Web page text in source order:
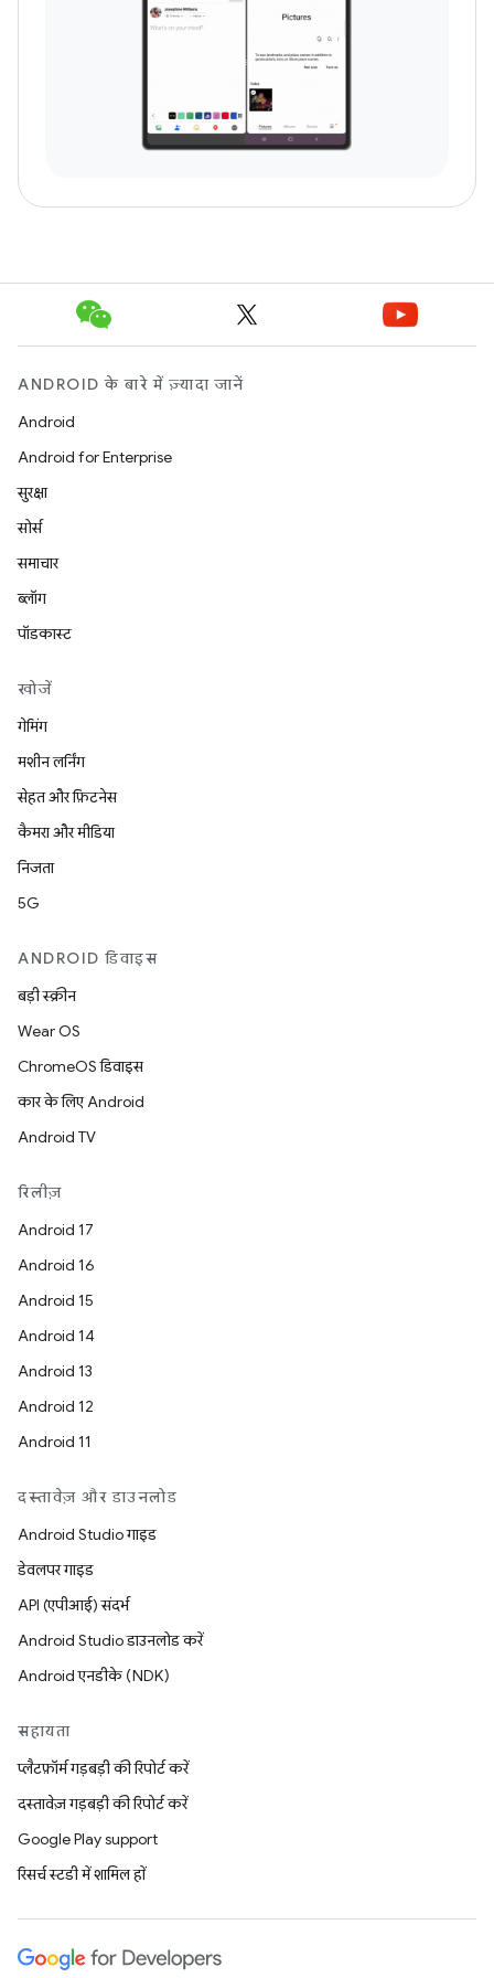
ANDROID के बारे में ज़्यादा जानें
Android
Android for Enterprise
सुरक्षा
सोर्स
समाचार
ब्लॉग
पॉडकास्ट
खोजें
गेमिंग
मशीन लर्निंग
सेहत और फ़िटनेस
कैमरा और मीडिया
निजता
5G
ANDROID डिवाइस
बड़ी स्क्रीन
Wear OS
ChromeOS डिवाइस
कार के लिए Android
Android TV
रिलीज़
Android 17
Android 16
Android 15
Android 14
Android 13
Android 12
Android 11
दस्तावेज़ और डाउनलोड
Android Studio गाइड
डेवलपर गाइड
API (एपीआई) संदर्भ
Android Studio डाउनलोड करें
Android एनडीके (NDK)
सहायता
प्लैटफ़ॉर्म गड़बड़ी की रिपोर्ट करें
दस्तावेज़ गड़बड़ी की रिपोर्ट करें
Google Play support
रिसर्च स्टडी में शामिल हों